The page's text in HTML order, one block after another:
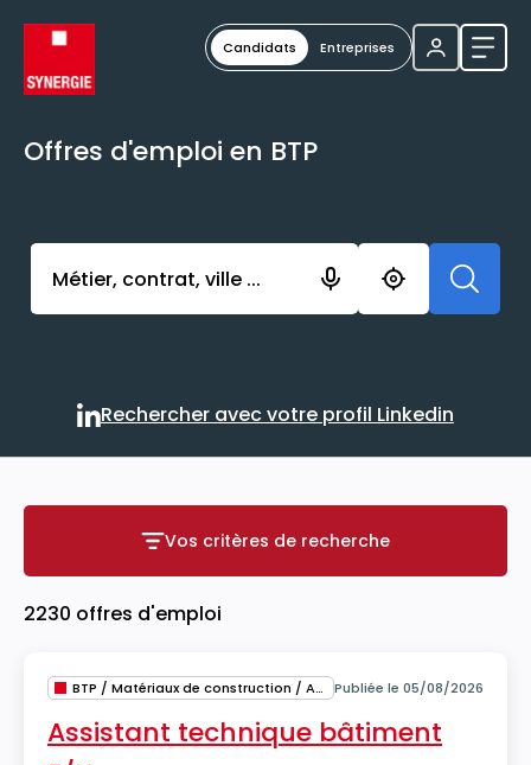
Candidats Entreprises
Offres d'emploi en BTP
Activer l’élément pour lancer l’enregistrement.
Rechercher avec votre
Rechercher avec votre profil Linkedin
Vos critères de recherche
Vos critères de recherche
2230 offres d'emploi
BTP / Matériaux de construction / Architecture Publiée le 05/08/2026
Assistant technique bâtiment